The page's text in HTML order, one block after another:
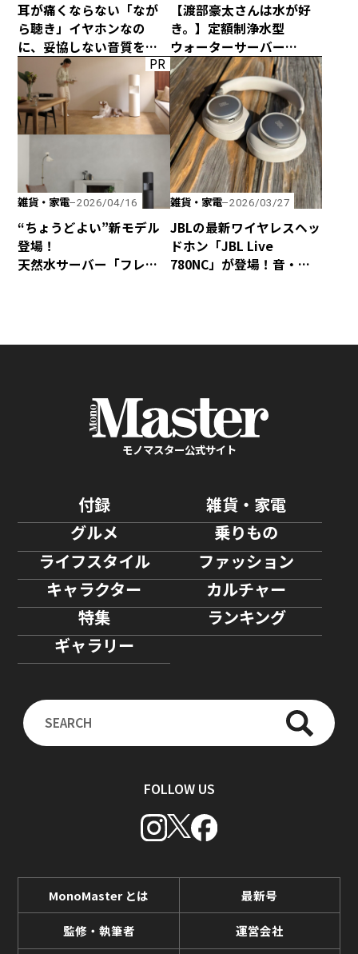
耳が痛くならない「なが
ら聴き」イヤホンなの
に、妥協しない音質を追
求した「HP-H300BT」が
発売！
【渡部豪太さんは水が好
き。】定額制浄水型
ウォーターサーバー
every frecious tallを
使ってみた
PR
雑貨・家電 2026/04/16
“ちょうどよい”新モデル
登場！
天然水サーバー「フレ
雑貨・家電 2026/03/27
JBLの最新ワイヤレスヘッ
ドホン「JBL Live
780NC」が登場！音・装
モノマスター公式サイト
付録
雑貨・家電
グルメ
乗りもの
ライフスタイル
ファッション
キャラクター
カルチャー
特集
ランキング
ギャラリー
FOLLOW US
MonoMaster とは 最新号
監修・執筆者 運営会社